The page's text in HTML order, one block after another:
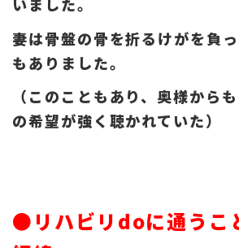
妻は骨盤の骨を折るけがを負
もありました。
（このこともあり、奥様から
の希望が強く聴かれていた）
●リハビリdoに通うこ